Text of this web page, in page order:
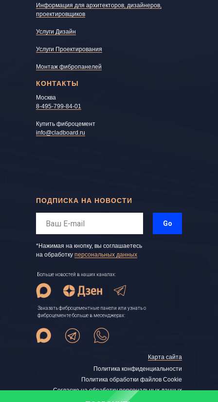
Информация для архитекторов, дизайнеров,
проектировщиков
Услуги Дизайн
Услуги Проектирования
Монтаж фибропанелей
КОНТАКТЫ
Москва
8-495-799-84-01
Купить фиброцемент
info@cladboard.ru
Go
Политика конфиденциальности
Политика обработки файлов Cookie
Согласие на обработку персональных данных
ПОДПИСКА НА НОВОСТИ
*Нажимая на кнопку, вы соглашаетесь
на обработку персональных данных
Карта сайта
Заказать фиброцементные панели или узнать о
фиброцементе больше в месенджерах:
Больше новостей в наших каналах: